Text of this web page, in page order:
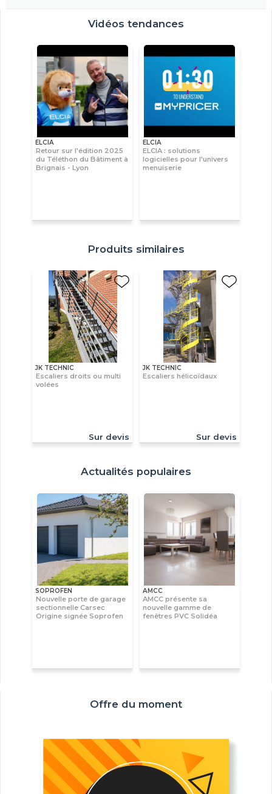
Vidéos tendances
ELCIA
Retour sur l'édition 2025
du Téléthon du Bâtiment à
Brignais - Lyon
ELCIA
ELCIA : solutions
logicielles pour l'univers
menuiserie
Produits similaires
JK TECHNIC
Escaliers droits ou multi
volées
Sur devis
JK TECHNIC
Escaliers hélicoïdaux
Sur devis
Actualités populaires
SOPROFEN
Nouvelle porte de garage
sectionnelle Carsec
Origine signée Soprofen
AMCC
AMCC présente sa
nouvelle gamme de
fenêtres PVC Solidéa
Offre du moment